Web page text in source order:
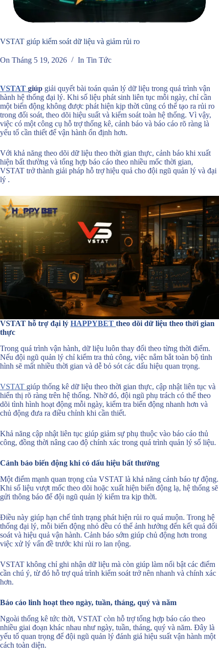
VSTAT giúp kiểm soát dữ liệu và giảm rủi ro
On Tháng 5 19, 2026 In Tin Tức
VSTAT giúp giải quyết bài toán quản lý dữ liệu trong quá trình vận
hành hệ thống đại lý. Khi số liệu phát sinh liên tục mỗi ngày, chỉ cần
một biến động không được phát hiện kịp thời cũng có thể tạo ra rủi ro
trong đối soát, theo dõi hiệu suất và kiểm soát toàn hệ thống. Vì vậy,
việc có một công cụ hỗ trợ thống kê, cảnh báo và báo cáo rõ ràng là
yếu tố cần thiết để vận hành ổn định hơn.
Với khả năng theo dõi dữ liệu theo thời gian thực, cảnh báo khi xuất
hiện bất thường và tổng hợp báo cáo theo nhiều mốc thời gian,
VSTAT trở thành giải pháp hỗ trợ hiệu quả cho đội ngũ quản lý và đại
lý .
VSTAT hỗ trợ đại lý HAPPYBET theo dõi dữ liệu theo thời gian
thực
Trong quá trình vận hành, dữ liệu luôn thay đổi theo từng thời điểm.
Nếu đội ngũ quản lý chỉ kiểm tra thủ công, việc nắm bắt toàn bộ tình
hình sẽ mất nhiều thời gian và dễ bỏ sót các dấu hiệu quan trọng.
VSTAT giúp thống kê dữ liệu theo thời gian thực, cập nhật liên tục và
hiển thị rõ ràng trên hệ thống. Nhờ đó, đội ngũ phụ trách có thể theo
dõi tình hình hoạt động mỗi ngày, kiểm tra biến động nhanh hơn và
chủ động đưa ra điều chỉnh khi cần thiết.
Khả năng cập nhật liên tục giúp giảm sự phụ thuộc vào báo cáo thủ
công, đồng thời nâng cao độ chính xác trong quá trình quản lý số liệu.
Cảnh báo biến động khi có dấu hiệu bất thường
Một điểm mạnh quan trọng của VSTAT là khả năng cảnh báo tự động.
Khi số liệu vượt mốc theo dõi hoặc xuất hiện biến động lạ, hệ thống sẽ
gửi thông báo để đội ngũ quản lý kiểm tra kịp thời.
Điều này giúp hạn chế tình trạng phát hiện rủi ro quá muộn. Trong hệ
thống đại lý, mỗi biến động nhỏ đều có thể ảnh hưởng đến kết quả đối
soát và hiệu quả vận hành. Cảnh báo sớm giúp chủ động hơn trong
việc xử lý vấn đề trước khi rủi ro lan rộng.
VSTAT không chỉ ghi nhận dữ liệu mà còn giúp làm nổi bật các điểm
cần chú ý, từ đó hỗ trợ quá trình kiểm soát trở nên nhanh và chính xác
hơn.
Báo cáo linh hoạt theo ngày, tuần, tháng, quý và năm
Ngoài thống kê tức thời, VSTAT còn hỗ trợ tổng hợp báo cáo theo
nhiều giai đoạn khác nhau như ngày, tuần, tháng, quý và năm. Đây là
yếu tố quan trọng để đội ngũ quản lý đánh giá hiệu suất vận hành một
cách toàn diện.